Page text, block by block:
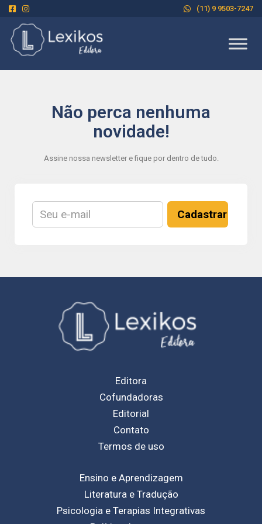
(11) 9 9503-7247
Não perca nenhuma
novidade!
Assine nossa newsletter e fique por dentro de tudo.
Editora
Cofundadoras
Editorial
Contato
Termos de uso
Ensino e Aprendizagem
Literatura e Tradução
Psicologia e Terapias Integrativas